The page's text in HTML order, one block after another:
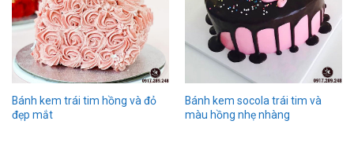
Bánh kem trái tim hồng và đỏ
đẹp mắt
Bánh kem socola trái tim và
màu hồng nhẹ nhàng